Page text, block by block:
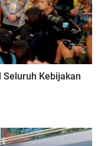
Seluruh Kebijakan